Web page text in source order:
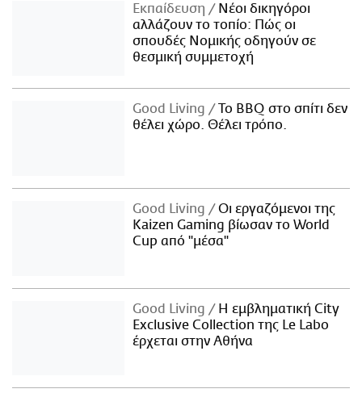
Εκπαίδευση
Νέοι δικηγόροι
αλλάζουν το τοπίο: Πώς οι
σπουδές Νομικής οδηγούν σε
θεσμική συμμετοχή
Good Living
Το BBQ στο σπίτι δεν
θέλει χώρο. Θέλει τρόπο.
Good Living
Οι εργαζόμενοι της
Kaizen Gaming βίωσαν το World
Cup από "μέσα"
Good Living
Η εμβληματική City
Exclusive Collection της Le Labo
έρχεται στην Αθήνα